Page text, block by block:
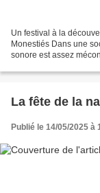
Un festival à la
Monestiés Dans une
sonore est assez
La fête de la
Publié le 14/05/2025 à